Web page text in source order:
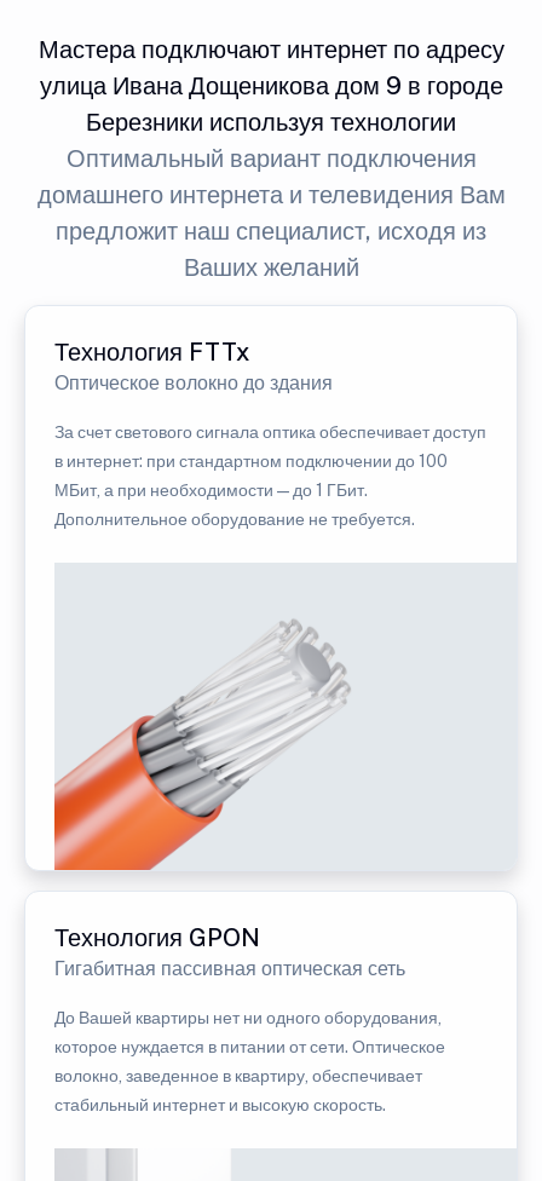
Мастера подключают интернет по адресу
улица Ивана Дощеникова дом 9 в городе
Березники используя технологии
Оптимальный вариант подключения
домашнего интернета и телевидения Вам
предложит наш специалист, исходя из
Ваших желаний
Технология FTTx
Оптическое волокно до здания
За счет светового сигнала оптика обеспечивает доступ
в интернет: при стандартном подключении до 100
МБит, а при необходимости — до 1 ГБит.
Дополнительное оборудование не требуется.
Технология GPON
Гигабитная пассивная оптическая сеть
До Вашей квартиры нет ни одного оборудования,
которое нуждается в питании от сети. Оптическое
волокно, заведенное в квартиру, обеспечивает
стабильный интернет и высокую скорость.